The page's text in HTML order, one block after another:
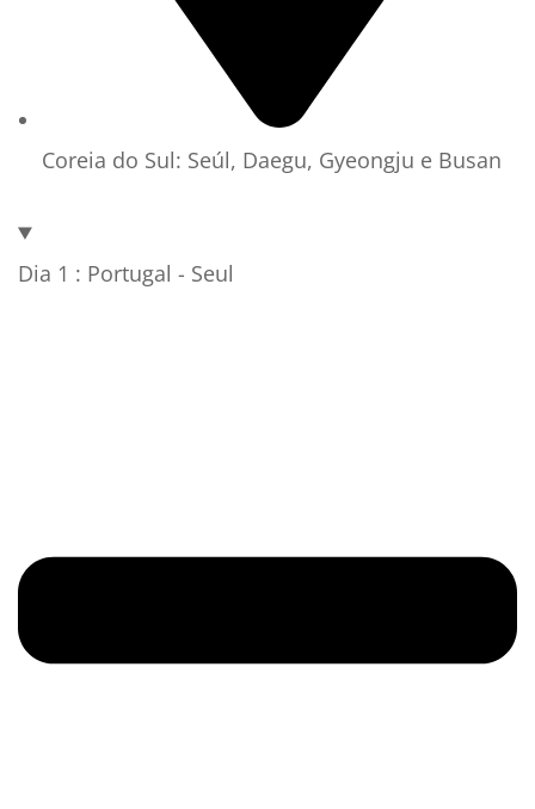
Coreia do Sul: Seúl, Daegu, Gyeongju e Busan
Dia 1 : Portugal - Seul